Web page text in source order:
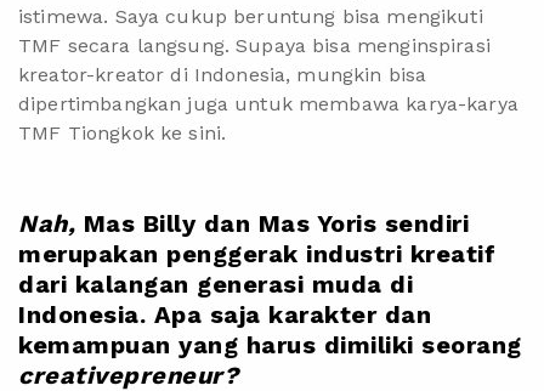
istimewa. Saya cukup beruntung bisa mengikuti
TMF secara langsung. Supaya bisa menginspirasi
kreator-kreator di Indonesia, mungkin bisa
dipertimbangkan juga untuk membawa karya-karya
TMF Tiongkok ke sini.
Nah, Mas Billy dan Mas Yoris sendiri
merupakan penggerak industri kreatif
dari kalangan generasi muda di
Indonesia. Apa saja karakter dan
kemampuan yang harus dimiliki seorang
creativepreneur?